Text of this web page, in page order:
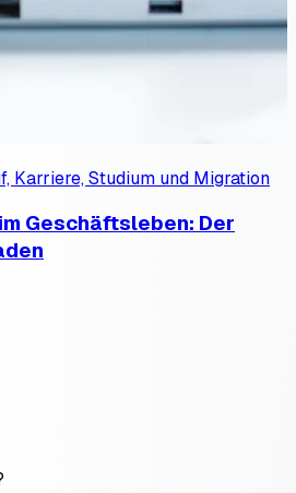
Karriere, Studium und Migration
Geschäftsleben: Der